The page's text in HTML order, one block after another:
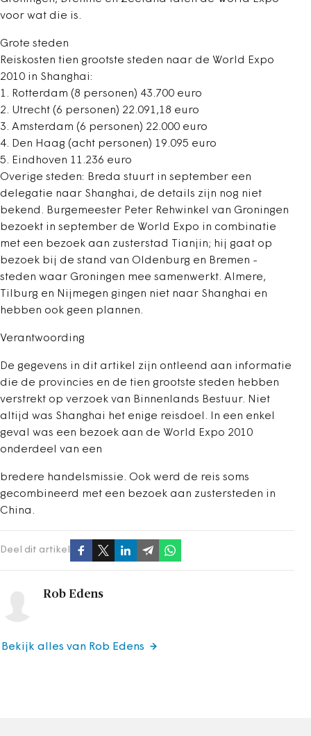
voor wat die is.
Grote steden
Reiskosten tien grootste steden naar de World Expo
2010 in Shanghai:
1. Rotterdam (8 personen) 43.700 euro
2. Utrecht (6 personen) 22.091,18 euro
3. Amsterdam (6 personen) 22.000 euro
4. Den Haag (acht personen) 19.095 euro
5. Eindhoven 11.236 euro
Overige steden: Breda stuurt in september een
delegatie naar Shanghai, de details zijn nog niet
bekend. Burgemeester Peter Rehwinkel van Groningen
bezoekt in september de World Expo in combinatie
met een bezoek aan zusterstad Tianjin; hij gaat op
bezoek bij de stand van Oldenburg en Bremen -
steden waar Groningen mee samenwerkt. Almere,
Tilburg en Nijmegen gingen niet naar Shanghai en
hebben ook geen plannen.
Verantwoording
De gegevens in dit artikel zijn ontleend aan informatie
die de provincies en de tien grootste steden hebben
verstrekt op verzoek van Binnenlands Bestuur. Niet
altijd was Shanghai het enige reisdoel. In een enkel
geval was een bezoek aan de World Expo 2010
onderdeel van een
bredere handelsmissie. Ook werd de reis soms
gecombineerd met een bezoek aan zustersteden in
China.
Deel dit artikel
Rob Edens
Bekijk alles van Rob Edens